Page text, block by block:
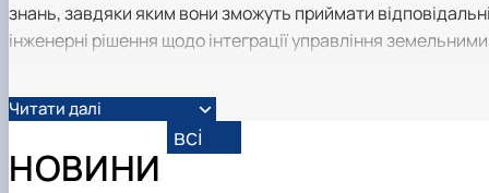
знань, завдяки яким вони зможуть приймати
інженерні рішення щодо інтеграції управління
урбаністичних систем, забезпечувати збереження
біорізноманіття та природних ресурсів для задоволення
потреб людства.
Викладацька та наукова робота кафедри акцентується на
Читати далі
НОВИНИ
всі